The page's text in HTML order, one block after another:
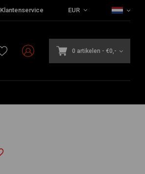
Klantenservice EUR
0 artikelen - €0,-